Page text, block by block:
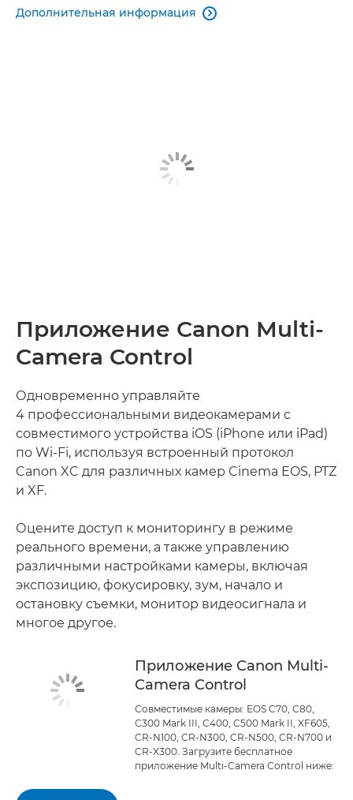
Дополнительная информация 
Приложение Canon Multi-
Camera Control
Одновременно управляйте
4 профессиональными видеокамерами с
совместимого устройства iOS (iPhone или iPad)
по Wi-Fi, используя встроенный протокол
Canon XC для различных камер Cinema EOS, PTZ
и XF.
Оцените доступ к мониторингу в режиме
реального времени, а также управлению
различными настройками камеры, включая
экспозицию, фокусировку, зум, начало и
остановку съемки, монитор видеосигнала и
многое другое.
Приложение Canon Multi-
Camera Control
Совместимые камеры: EOS C70, C80,
C300 Mark III, C400, C500 Mark II, XF605,
CR-N100, CR-N300, CR-N500, CR-N700 и
CR-X300. Загрузите бесплатное
приложение Multi-Camera Control ниже: